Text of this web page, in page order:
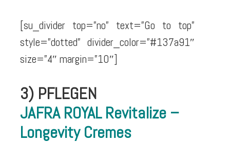
[su_divider top=”no” text=”Go to top”
style=”dotted” divider_color=”#137a91″
size=”4″ margin=”10″]
3) PFLEGEN
JAFRA ROYAL Revitalize –
Longevity Cremes